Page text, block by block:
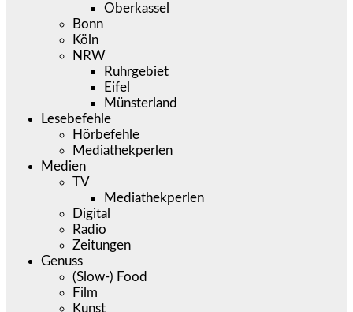
Oberkassel
Bonn
Köln
NRW
Ruhrgebiet
Eifel
Münsterland
Lesebefehle
Hörbefehle
Mediathekperlen
Medien
TV
Mediathekperlen
Digital
Radio
Zeitungen
Genuss
(Slow-) Food
Film
Kunst